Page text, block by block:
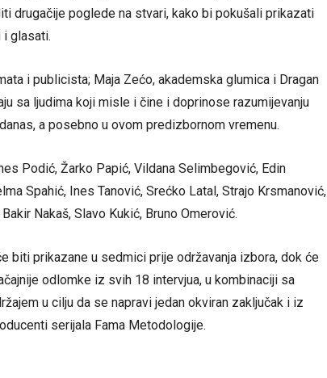
drugačije poglede na stvari, kako bi pokušali prikazati
i glasati.
i publicista; Maja Zećo, akademska glumica i Dragan
sa ljudima koji misle i čine i doprinose razumijevanju
a posebno u ovom predizbornom vremenu.
Podić, Žarko Papić, Vildana Selimbegović, Edin
Spahić, Ines Tanović, Srećko Latal, Strajo Krsmanović,
Nakaš, Slavo Kukić, Bruno Omerović.
biti prikazane u sedmici prije održavanja izbora, dok će
odlomke iz svih 18 intervjua, u kombinaciji sa
u cilju da se napravi jedan okviran zaključak i iz
serijala Fama Metodologije.